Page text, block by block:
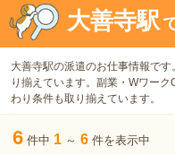
大善寺駅
大善寺駅の派遣のお仕事情報です。
り揃えています。副業・Wワーク
わり条件も取り揃えています。
6 件中 1 ～ 6 件を表示中